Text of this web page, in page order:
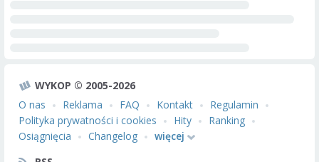
WYKOP © 2005-2026
O nas
Reklama FAQ Kontakt
Regulamin
Polityka prywatności i cookies
Hity
Ranking
Osiągnięcia
Changelog
więcej